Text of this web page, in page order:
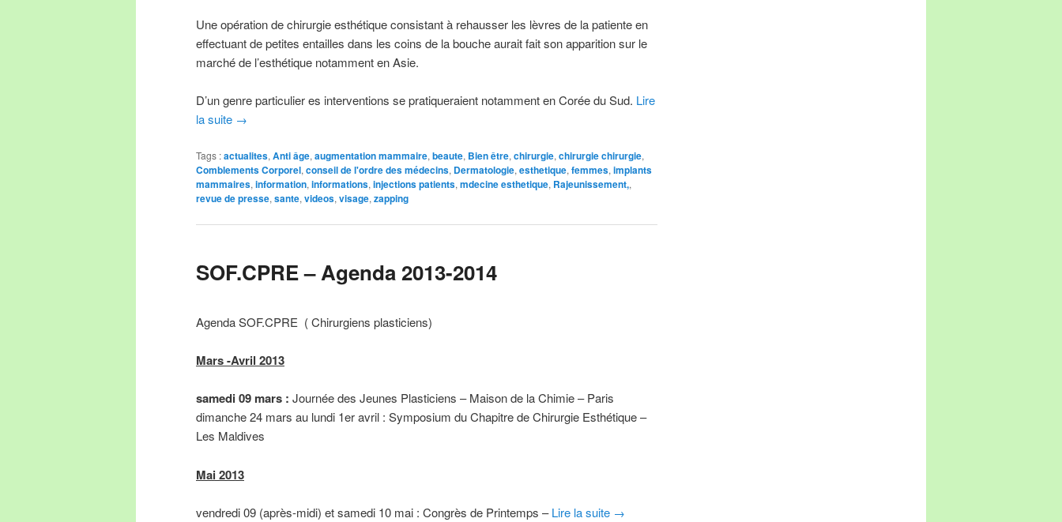
Une opération de chirurgie esthétique consistant à rehausser les lèvres de la patiente en
effectuant de petites entailles dans les coins de la bouche aurait fait son apparition sur le
marché de l’esthétique notamment en Asie.
D’un genre particulier es interventions se pratiqueraient notamment en Corée du Sud. Lire
la suite →
Tags :actualites, Anti âge, augmentation mammaire, beaute, Bien être, chirurgie, chirurgie chirurgie,
Comblements Corporel, conseil de l'ordre des médecins, Dermatologie, esthetique, femmes, implants
mammaires, information, informations, injections patients, mdecine esthetique, Rajeunissement,,
revue de presse, sante, videos, visage, zapping
SOF.CPRE – Agenda 2013-2014
Agenda SOF.CPRE ( Chirurgiens plasticiens)
Mars -Avril 2013
samedi 09 mars : Journée des Jeunes Plasticiens – Maison de la Chimie – Paris
dimanche 24 mars au lundi 1er avril : Symposium du Chapitre de Chirurgie Esthétique –
Les Maldives
Mai 2013
vendredi 09 (après-midi) et samedi 10 mai : Congrès de Printemps –Lire la suite →